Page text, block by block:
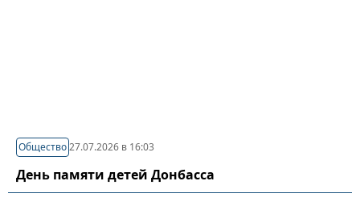
Общество27.07.2026 в 16:03
День памяти детей Донбасса